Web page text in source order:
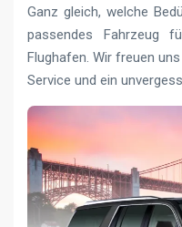
Ganz gleich, welche
passendes Fahrzeug
Flughafen. Wir freuen
Service und ein